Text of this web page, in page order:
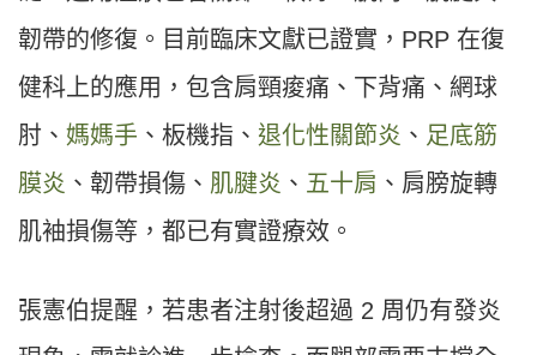
韌帶的修復。目前臨床文獻已證實，PRP 在復
健科上的應用，包含肩頸痠痛、下背痛、網球
肘、 媽媽手 、板機指、 退化性關節炎 、 足底筋
膜炎 、韌帶損傷、 肌腱炎 、 五十肩 、肩膀旋轉
肌袖損傷等，都已有實證療效。
張憲伯提醒，若患者注射後超過 2 周仍有發炎